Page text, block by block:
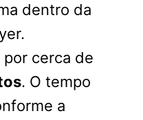
dentro da
por cerca de
. O tempo
a